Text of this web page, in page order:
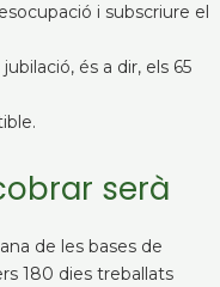
i subscriure el
és a dir, els 65
serà
de les bases de
180 dies treballats